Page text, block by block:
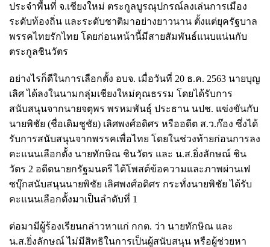
ประจำพื้นที่ จ.เชียงใหม่ ตระกูลบูรณุปกรณ์ลงเล่นการเมือง
ระดับท้องถิ่น และระดับชาติมาอย่างยาวนาน ตั้งแต่ยุครัฐบาล
พรรคไทยรักไทย โดยก่อนหน้านี้มีสายสัมพันธ์แนบแน่นกับ
ตระกูลชินวัตร
อย่างไรก็ดีในการเลือกตั้ง อบจ. เมื่อวันที่ 20 ธ.ค. 2563 นายบุญ
เลิศ ได้ลงในนามกลุ่มเชียงใหม่คุณธรรม โดยได้รับการ
สนับสนุนจากนายจตุพร พรหมพันธุ์ ประธาน นปช. แข่งขันกับ
นายพิชัย (ชื่อเดิมชูชัย) เลิศพงศ์อดิศร หรืออดีต ส.ว.ก๊อง ซึ่งได้
รับการสนับสนุนจากพรรคเพื่อไทย โดยในช่วงท้ายก่อนการลง
คะแนนเลือกตั้ง นายทักษิณ ชินวัตร และ น.ส.ยิ่งลักษณ์ ชิน
วัตร 2 อดีตนายกรัฐมนตรี ได้โพสต์ข้อความและภาพผ่านเฟ
ซบุ๊กสนับสนุนนายพิชัย เลิศพงศ์อดิศร กระทั่งนายพิชัย ได้รับ
คะแนนเลือกตั้งมาเป็นลำดับที่ 1
ต่อมามีผู้ร้องเรียนกล่าวหาแก่ กกต. ว่า นายทักษิณ และ
น.ส.ยิ่งลักษณ์ ไม่มีสิทธิในการเป็นผู้สนับสนุน หรือผู้ช่วยหา